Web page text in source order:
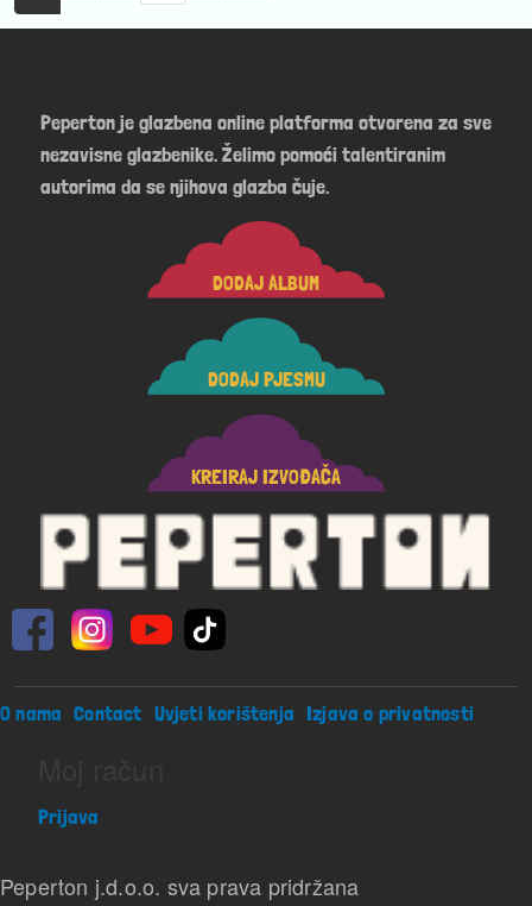
Peperton je glazbena online platforma otvorena za sve
nezavisne glazbenike. Želimo pomoći talentiranim
autorima da se njihova glazba čuje.
DODAJ ALBUM
DODAJ PJESMU
KREIRAJ IZVOĐAČA
Footer menu
O nama Contact Uvjeti korištenja Izjava o privatnosti
Prijava
Peperton j.d.o.o. sva prava pridržana